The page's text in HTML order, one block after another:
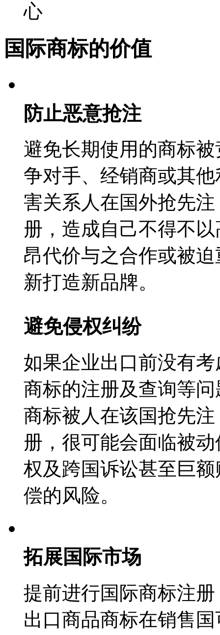
心
国际商标的价值
防止恶意抢注
避免长期使用的商标被
争对手、经销商或其他
害关系人在国外抢先注
册，造成自己不得不以
昂代价与之合作或被迫
新打造新品牌。
避免侵权纠纷
如果企业出口前没有考
商标的注册及查询等问
商标被人在该国抢先注
册，很可能会面临被动
权及跨国诉讼甚至巨额
偿的风险。
拓展国际市场
提前进行国际商标注册
出口商品商标在销售国